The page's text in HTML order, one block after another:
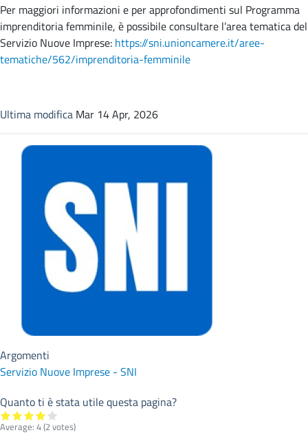
Per maggiori informazioni e per approfondimenti sul Programma
imprenditoria femminile, è possibile consultare l’area tematica del
Servizio Nuove Imprese: https://sni.unioncamere.it/aree-
tematiche/562/imprenditoria-femminile
Ultima modifica Mar 14 Apr, 2026
Argomenti
Servizio Nuove Imprese - SNI
Quanto ti è stata utile questa pagina?
Average: 4(2votes)